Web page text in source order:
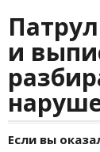
и
Если вы